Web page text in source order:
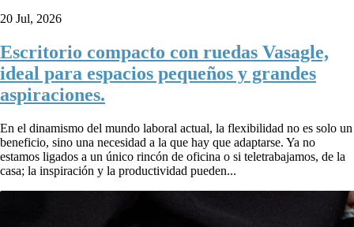
20 Jul, 2026
Escritorio compacto con ruedas Vasagle,
ideal para espacios pequeños y grandes
aspiraciones.
En el dinamismo del mundo laboral actual, la flexibilidad no es solo un
beneficio, sino una necesidad a la que hay que adaptarse. Ya no
estamos ligados a un único rincón de oficina o si teletrabajamos, de la
casa; la inspiración y la productividad pueden...